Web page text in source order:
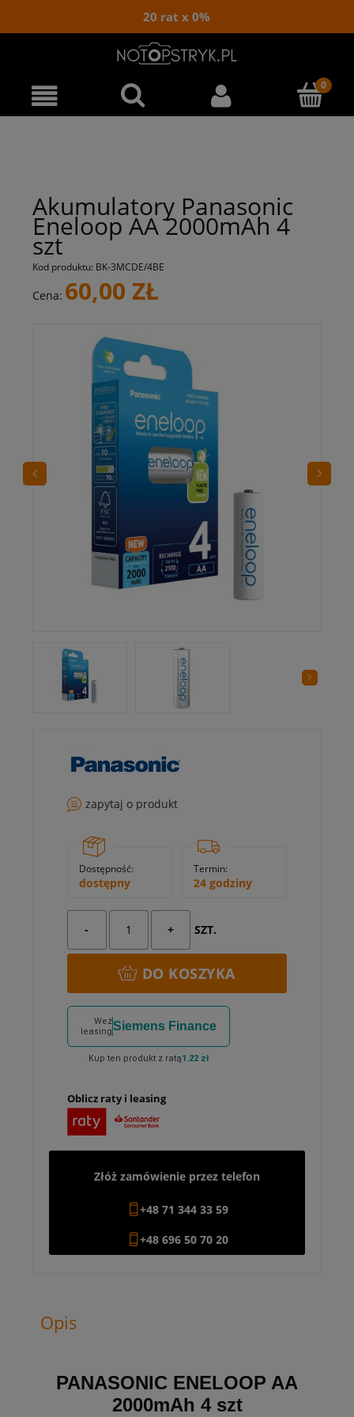
20 rat x 0%
Akumulatory Panasonic
Eneloop AA 2000mAh 4
szt
Kod produktu: BK-3MCDE/4BE
Cena: 60,00 ZŁ
zapytaj o produkt
Dostępność:
dostępny
Termin:
24 godziny
- + SZT.
DO KOSZYKA
Weź
leasingSiemens Finance
Kup ten produkt z ratą1.22 zł
Oblicz raty i leasing
Złóż zamówienie przez telefon
+48 71 344 33 59
+48 696 50 70 20
Opis
PANASONIC ENELOOP AA
2000mAh 4 szt